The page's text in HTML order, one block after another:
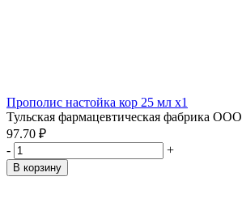
Прополис настойка кор 25 мл x1
Тульская фармацевтическая фабрика ООО
97.70 ₽
-
+
В корзину